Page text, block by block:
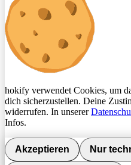
hokify verwendet Cookies, um
dich sicherzustellen. Deine
widerrufen. In unserer
Infos.
Akzeptieren Nur